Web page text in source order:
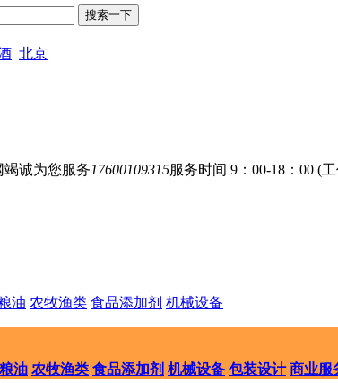
北京
诚为您服务17600109315服务时间 9：00-18：00 (
油 农牧渔类 食品添加剂 机械设备
粮油 农牧渔类 食品添加剂 机械设备 包装设计 商业服